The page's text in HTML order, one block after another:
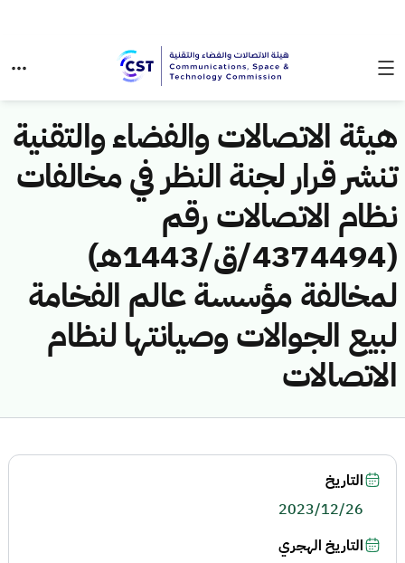
هيئة الاتصالات والفضاء والتقنية
تنشر قرار لجنة النظر في مخالفات
نظام الاتصالات رقم
(4374494/ق/1443هـ)
لمخالفة مؤسسة عالم الفخامة
لبيع الجوالات وصيانتها لنظام
الاتصالات
التاريخ
2023/12/26
التاريخ الهجري